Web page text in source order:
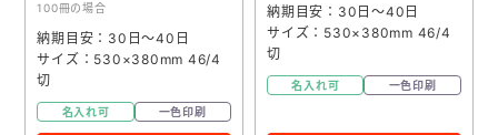
100冊の場合
納期目安：30日～40日
サイズ：530×380mm 46/4
切
名入れ可 一色印刷
納期目安：30日～40日
サイズ：530×380mm 46/4
切
名入れ可 一色印刷